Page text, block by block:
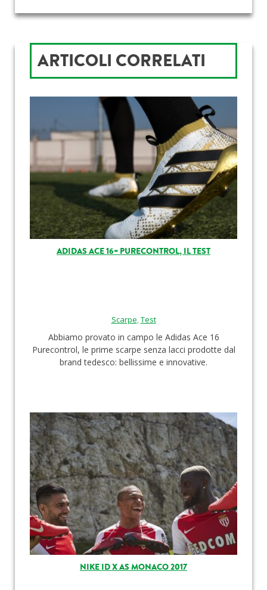
ARTICOLI CORRELATI
ADIDAS ACE 16+ PURECONTROL, IL TEST
Scarpe,Test
Abbiamo provato in campo le Adidas Ace 16
Purecontrol, le prime scarpe senza lacci prodotte dal
brand tedesco: bellissime e innovative.
NIKE ID X AS MONACO 2017